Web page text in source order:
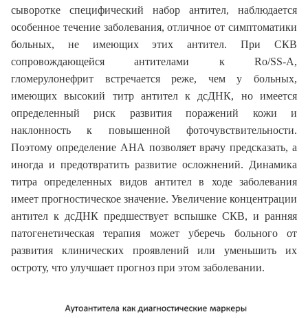
сыворотке специфический набор антител, наблюдается
особенное течение заболевания, отличное от симптоматики
больных, не имеющих этих антител. При СКВ
сопровождающейся антителами к Ro/SS-A,
гломерулонефрит встречается реже, чем у больных,
имеющих высокий титр антител к дсДНК, но имеется
определенный риск развития поражений кожи и
наклонность к повышенной фоточувствительности.
Поэтому определение АНА позволяет врачу предсказать, а
иногда и предотвратить развитие осложнений. Динамика
титра определенных видов антител в ходе заболевания
имеет прогностическое значение. Увеличение концентрации
антител к дсДНК предшествует вспышке СКВ, и ранняя
патогенетическая терапия может уберечь больного от
развития клинических проявлений или уменьшить их
остроту, что улучшает прогноз при этом заболевании.